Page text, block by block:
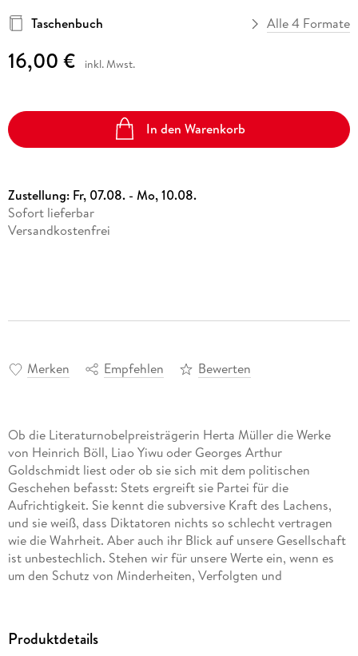
Taschenbuch
Alle 4 Formate
16,00 € inkl. Mwst.
In den Warenkorb
Zustellung: Fr, 07.08. - Mo, 10.08.
Sofort lieferbar
Versandkostenfrei
Merken Empfehlen Bewerten
Ob die Literaturnobelpreisträgerin Herta Müller die Werke
von Heinrich Böll, Liao Yiwu oder Georges Arthur
Goldschmidt liest oder ob sie sich mit dem politischen
Geschehen befasst: Stets ergreift sie Partei für die
Aufrichtigkeit. Sie kennt die subversive Kraft des Lachens,
und sie weiß, dass Diktatoren nichts so schlecht vertragen
wie die Wahrheit. Aber auch ihr Blick auf unsere Gesellschaft
ist unbestechlich. Stehen wir für unsere Werte ein, wenn es
um den Schutz von Minderheiten, Verfolgten und
Essays. Eindringlich und hochaktuell.
Produktdetails